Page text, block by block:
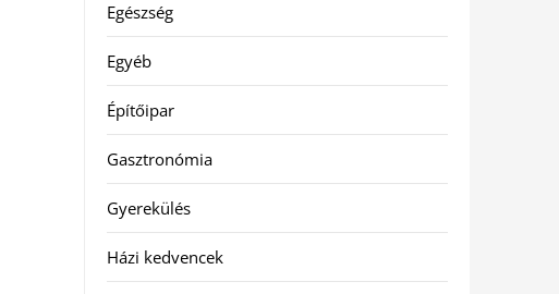
Egészség
Egyéb
Építőipar
Gasztronómia
Gyerekülés
Házi kedvencek